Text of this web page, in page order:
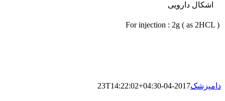
اشکال دارویی
For injection : 2g ( as 2HCL )
دامپزشک2017-04-23T14:22:02+04:30